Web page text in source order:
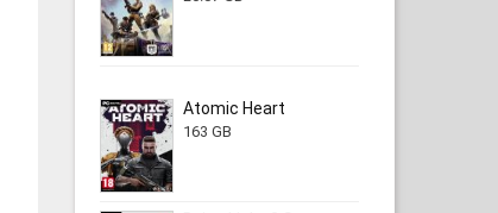
Atomic Heart
163 GB